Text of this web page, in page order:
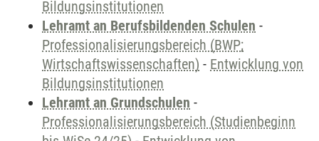
Bildungsinstitutionen
Lehramt an Berufsbildenden Schulen -
Professionalisierungsbereich (BWP;
Wirtschaftswissenschaften) - Entwicklung von
Bildungsinstitutionen
Lehramt an Grundschulen -
Professionalisierungsbereich (Studienbeginn